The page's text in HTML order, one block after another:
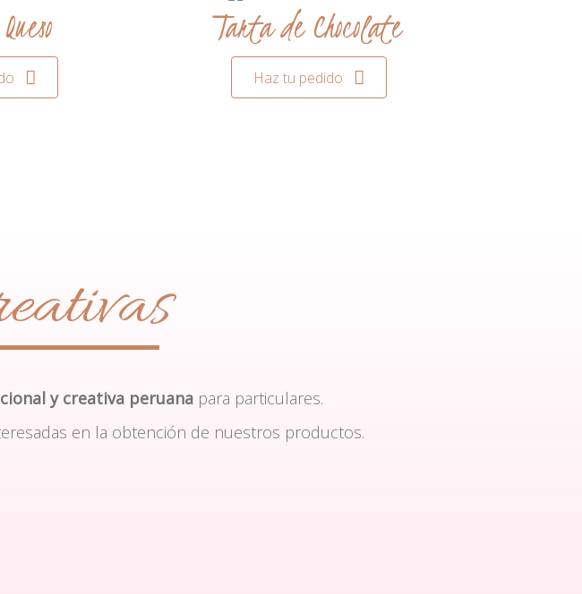
Tarta de Chocolate
Haz tu pedido
y creativa peruana para particulares.
en la obtención de nuestros productos.